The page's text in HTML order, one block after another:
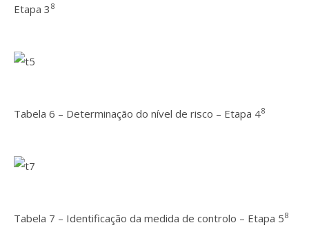
Etapa 3 8
Tabela 6 – Determinação do nível de risco – Etapa 48
Tabela 7 – Identificação da medida de controlo – Etapa 58